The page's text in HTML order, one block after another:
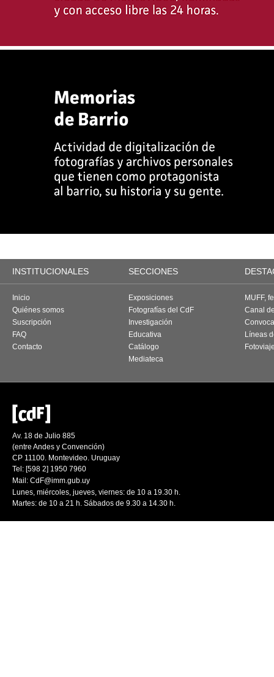
INSTITUCIONALES SECCIONES
Inicio
Quiénes somos
Suscripción
FAQ
Contacto
Exposiciones
Fotografías del CdF
Investigación
Educativa
Catálogo
Mediateca
MUFF,
Canal
Líneas
Av. 18 de Julio 885
(entre Andes y Convención)
CP 11100. Montevideo. Uruguay
Tel: [598 2] 1950 7960
Mail: CdF@imm.gub.uy
Lunes, miércoles, jueves, viernes: de 10 a 19.30 h.
Martes: de 10 a 21 h. Sábados de 9.30 a 14.30 h.